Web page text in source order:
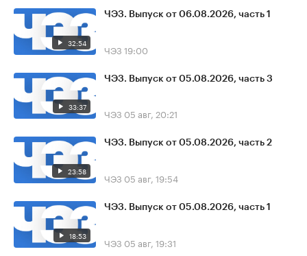
32:54
ЧЭЗ. Выпуск от 06.08.2026, часть 1
ЧЭЗ 19:00
33:37
ЧЭЗ. Выпуск от 05.08.2026, часть 3
ЧЭЗ 05 авг, 20:21
23:58
ЧЭЗ. Выпуск от 05.08.2026, часть 2
ЧЭЗ 05 авг, 19:54
18:53
ЧЭЗ. Выпуск от 05.08.2026, часть 1
ЧЭЗ 05 авг, 19:31